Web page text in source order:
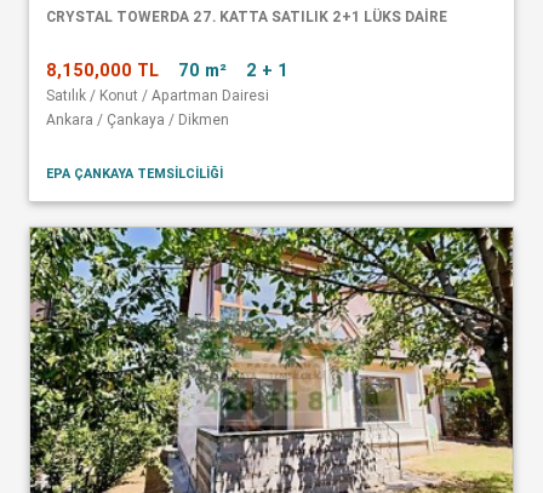
CRYSTAL TOWERDA 27. KATTA SATILIK 2+1 LÜKS DAİRE
8,150,000 TL 70 m² 2 + 1
Satılık / Konut / Apartman Dairesi
Ankara / Çankaya / Dikmen
EPA ÇANKAYA TEMSİLCİLİĞİ